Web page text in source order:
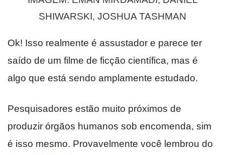
SHIWARSKI, JOSHUA TASHMAN
Ok! Isso realmente é assustador e parece ter
saído de um filme de ficção científica, mas é
algo que está sendo amplamente estudado.
Pesquisadores estão muito próximos de
produzir órgãos humanos sob encomenda, sim
é isso mesmo. Provavelmente você lembrou do